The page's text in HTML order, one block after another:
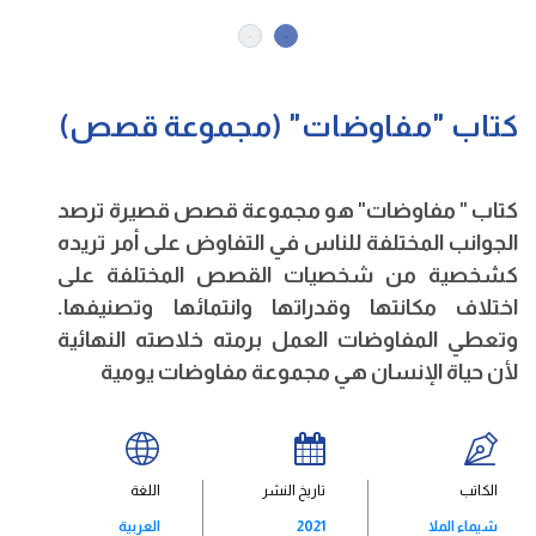
كتاب "مفاوضات" (مجموعة قصص)
كتاب " مفاوضات" هو مجموعة قصص قصيرة ترصد
الجوانب المختلفة للناس في التفاوض على أمر تريده
كشخصية من شخصيات القصص المختلفة على
اختلاف مكانتها وقدراتها وانتمائها وتصنيفها.
وتعطي المفاوضات العمل برمته خلاصته النهائية
لأن حياة الإنسان هي مجموعة مفاوضات يومية
الكاتب
شيماء الملا
تاريخ النشر
2021
اللغة
العربية